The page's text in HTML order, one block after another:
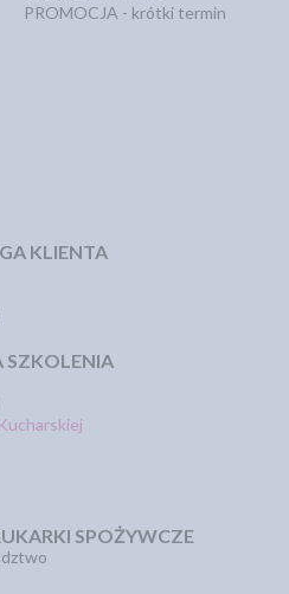
PROMOCJA - krótki termin
KLIENTA
SZKOLENIA
SPOŻYWCZE